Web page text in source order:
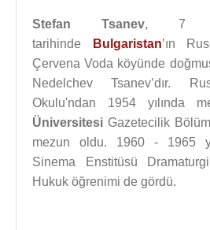
Stefan Tsanev, 7
tarihinde
Bulgaristan’ın
Çervena Voda köyünde
Nedelchev Tsanev’dır.
Okulu'ndan 1954 yılında
Üniversitesi Gazetecilik
mezun oldu. 1960 - 1965
Sinema Enstitüsü
Hukuk öğrenimi de gördü.